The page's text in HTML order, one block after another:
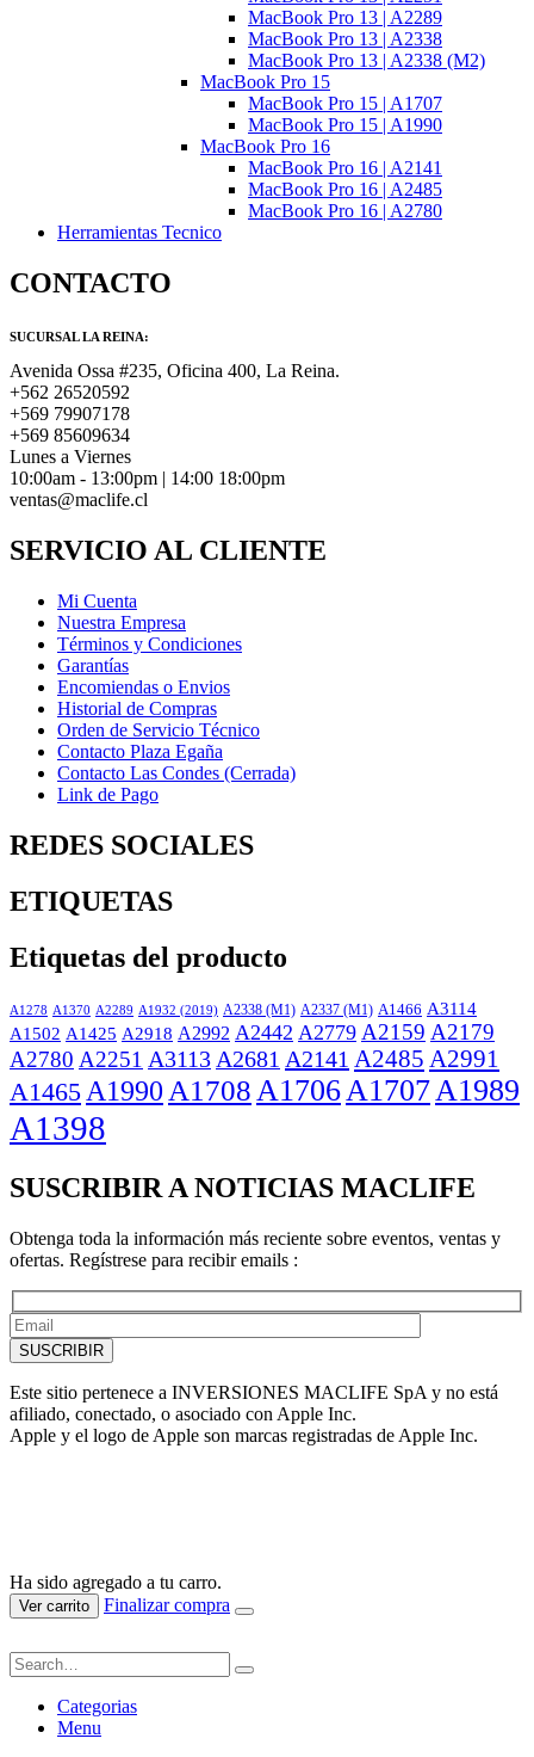
MacBook Pro 13 | A2289
MacBook Pro 13 | A2338
MacBook Pro 13 | A2338 (M2)
MacBook Pro 15
MacBook Pro 15 | A1707
MacBook Pro 15 | A1990
MacBook Pro 16
MacBook Pro 16 | A2141
MacBook Pro 16 | A2485
MacBook Pro 16 | A2780
Herramientas Tecnico
CONTACTO
SUCURSAL LA REINA:
Avenida Ossa #235, Oficina 400, La Reina.
+562 26520592
+569 79907178
+569 85609634
Lunes a Viernes
10:00am - 13:00pm | 14:00 18:00pm
ventas@maclife.cl
SERVICIO AL CLIENTE
Mi Cuenta
Nuestra Empresa
Términos y Condiciones
Garantías
Encomiendas o Envios
Historial de Compras
Orden de Servicio Técnico
Contacto Plaza Egaña
Contacto Las Condes (Cerrada)
Link de Pago
REDES SOCIALES
ETIQUETAS
Etiquetas del producto
A1278 A1370 A2289 A1932 (2019) A2338 (M1) A2337 (M1) A1466 A3114
A1502 A1425 A2918 A2992 A2442 A2779 A2159 A2179
A2780 A2251 A3113 A2681 A2141 A2485 A2991
A1465 A1990 A1708 A1706 A1707 A1989
A1398
SUSCRIBIR A NOTICIAS MACLIFE
Obtenga toda la información más reciente sobre eventos, ventas y
ofertas. Regístrese para recibir emails :
Este sitio pertenece a INVERSIONES MACLIFE SpA y no está
afiliado, conectado, o asociado con Apple Inc.
Apple y el logo de Apple son marcas registradas de Apple Inc.
Ha sido agregado a tu carro.
Ver carrito Finalizar compra
Categorias
Menu